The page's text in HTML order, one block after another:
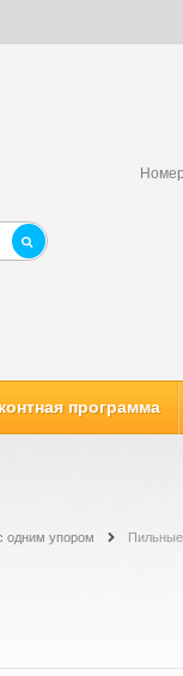
программа
одним упором